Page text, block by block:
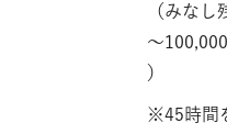
（みな
～
）
※45時間